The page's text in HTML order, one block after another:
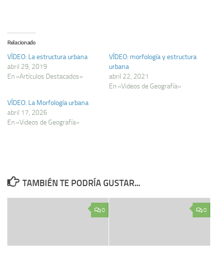
Relacionado
VÍDEO: La estructura urbana
abril 29, 2019
En «Artículos Destacados»
VÍDEO: morfología y estructura
urbana
abril 22, 2021
En «Videos de Geografía»
VÍDEO: La Morfología urbana
abril 17, 2026
En «Videos de Geografía»
TAMBIÉN TE PODRÍA GUSTAR...
0 0